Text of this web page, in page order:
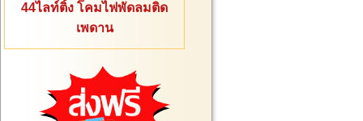
44ไลท์ติ้ง โคมไฟพัดลมติด
เพดาน